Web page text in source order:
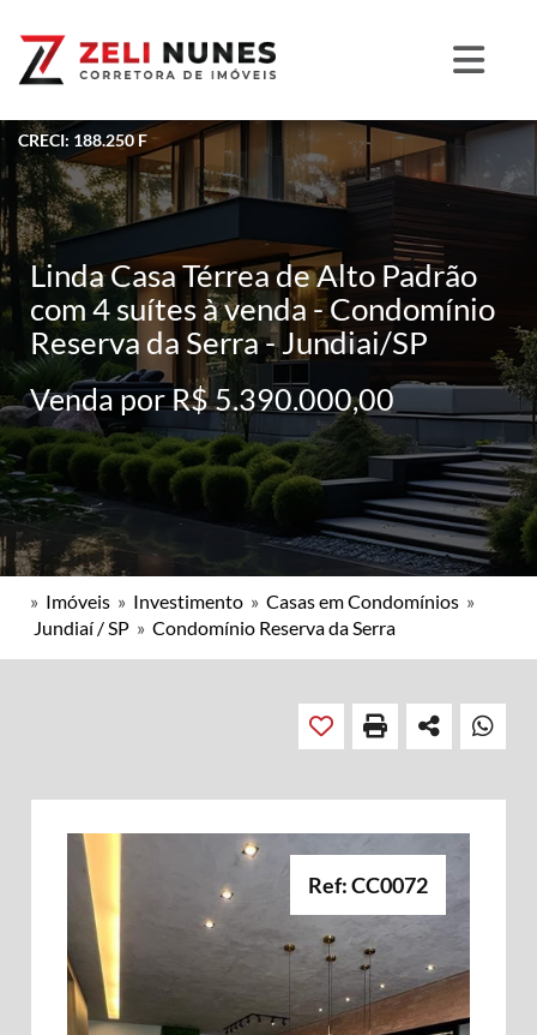
CRECI: 188.250 F
Linda Casa Térrea de Alto Padrão
com 4 suítes à venda - Condomínio
Reserva da Serra - Jundiai/SP
Venda por R$ 5.390.000,00
» Imóveis » Investimento » Casas em Condomínios »
Jundiaí / SP » Condomínio Reserva da Serra
Ref: CC0072